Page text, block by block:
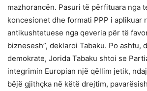
mazhorancën. Pasuri të përfituara nga
koncesionet dhe formati PPP i aplikuar
antikushtetuese nga qeveria për të
biznesesh”, deklaroi Tabaku. Po ashtu,
demokrate, Jorida Tabaku shtoi se
integrimin Europian një qëllim jetik,
bëjë gjithçka në këtë drejtim,